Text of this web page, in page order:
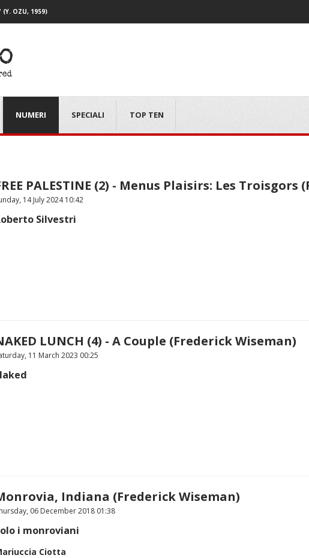
(Y. OZU, 1959)
NUMERI SPECIALI TOP TEN
PALESTINE (2) - Menus Plaisirs: Les
14 July 2024 10:42
Silvestri
LUNCH (4) - A Couple (Frederick Wiseman)
11 March 2023 00:25
Indiana (Frederick Wiseman)
06 December 2018 01:38
i monroviani
Ciotta